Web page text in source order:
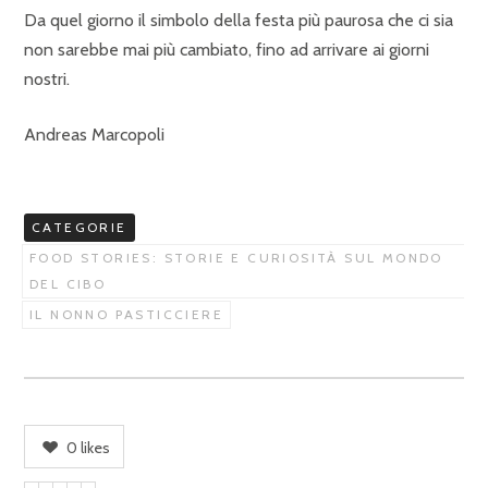
Da quel giorno il simbolo della festa più paurosa che ci sia
non sarebbe mai più cambiato, fino ad arrivare ai giorni
nostri.
Andreas Marcopoli
CATEGORIE
FOOD STORIES: STORIE E CURIOSITÀ SUL MONDO
DEL CIBO
IL NONNO PASTICCIERE
0 likes